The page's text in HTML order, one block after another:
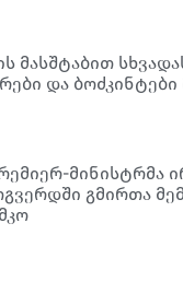
მასშტაბით
და ბოძკინტები
მინისტრმა
გმირთა